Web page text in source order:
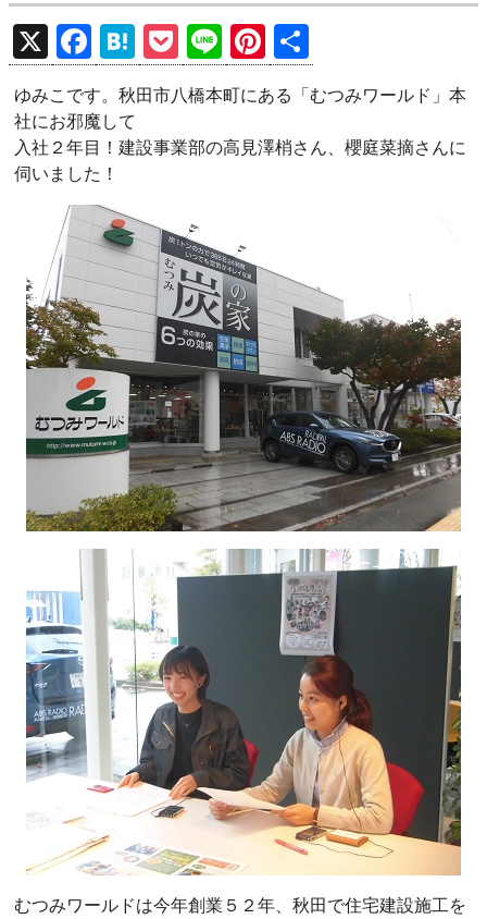
X
F
a
ce
b
o
o
k
H
at
e
n
P
o
ck
et
Li
n
e
Pi
nt
er
es
有
ゆみこです。秋田市八橋本町にある「むつみワールド」本
社にお邪魔して
入社２年目！建設事業部の高見澤梢さん、櫻庭菜摘さんに
伺いました！
むつみワールドは今年創業５２年、秋田で住宅建設施工を